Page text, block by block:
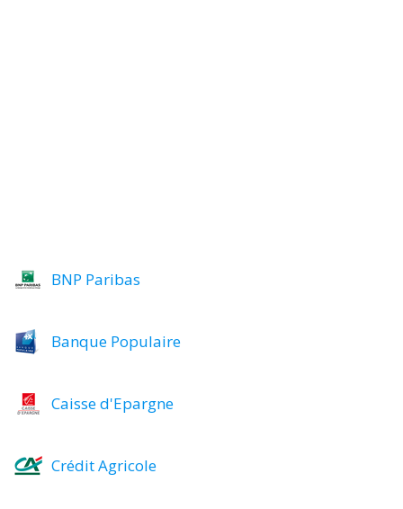
BNP Paribas
Banque Populaire
Caisse d'Epargne
Crédit Agricole